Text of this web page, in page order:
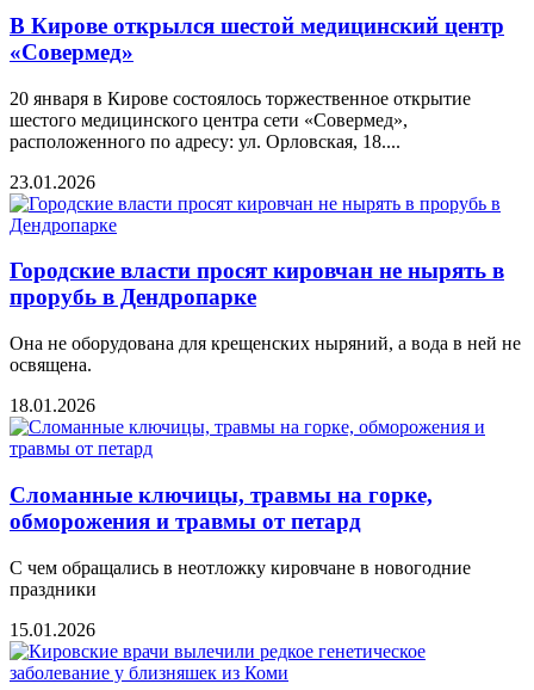
В Кирове открылся шестой медицинский центр
«Совермед»
20 января в Кирове состоялось торжественное открытие
шестого медицинского центра сети «Совермед»,
расположенного по адресу: ул. Орловская, 18....
23.01.2026
Городские власти просят кировчан не нырять в
прорубь в Дендропарке
Она не оборудована для крещенских ныряний, а вода в ней не
освящена.
18.01.2026
Сломанные ключицы, травмы на горке,
обморожения и травмы от петард
С чем обращались в неотложку кировчане в новогодние
праздники
15.01.2026